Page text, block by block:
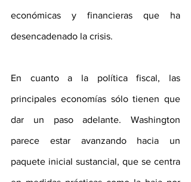
económicas y financieras que ha
desencadenado la crisis.
En cuanto a la política fiscal, las
principales economías sólo tienen que
dar un paso adelante. Washington
parece estar avanzando hacia un
paquete inicial sustancial, que se centra